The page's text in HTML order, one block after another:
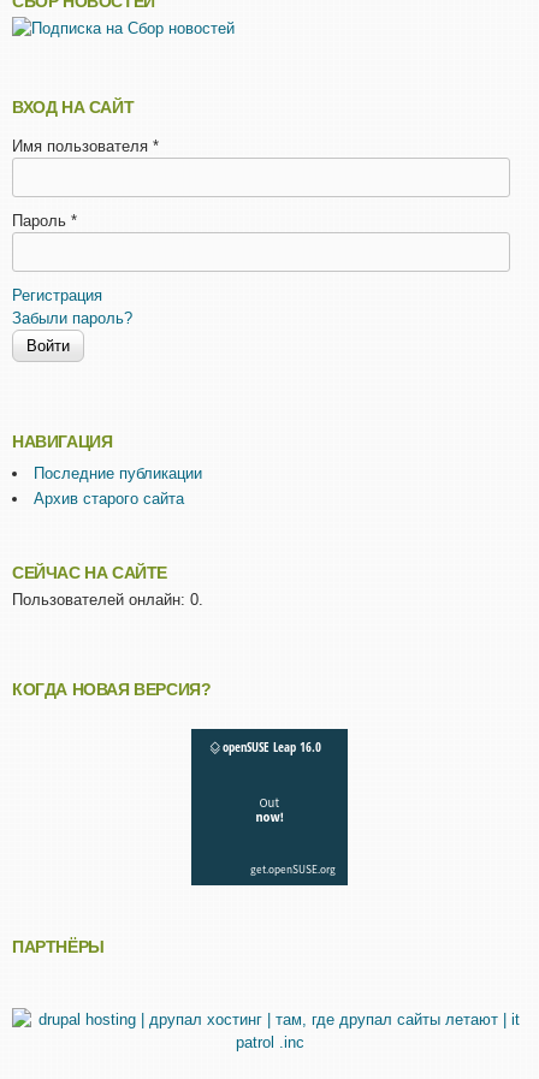
ВХОД НА САЙТ
Имя пользователя *
Пароль *
Регистрация
Забыли пароль?
НАВИГАЦИЯ
Последние публикации
Архив старого сайта
СЕЙЧАС НА САЙТЕ
Пользователей онлайн: 0.
КОГДА НОВАЯ ВЕРСИЯ?
ПАРТНЁРЫ